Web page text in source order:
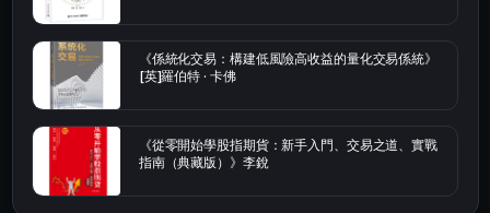
《係統化交易：構建低風險高收益的量化交易係統》
[英]羅伯特 · 卡佛
《從零開始學股指期貨：新手入門、交易之道、實戰
指南（典藏版）》李銳